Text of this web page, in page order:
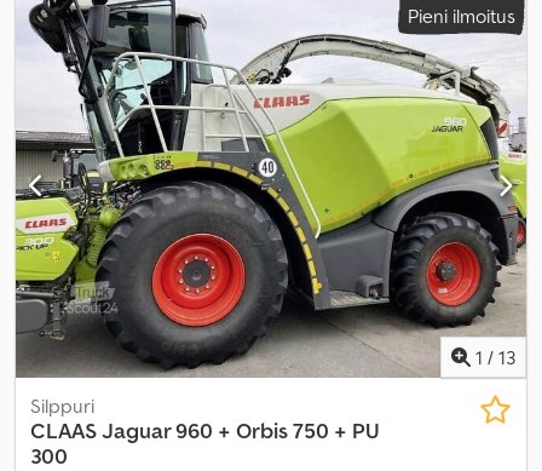
Pieni ilmoitus
1 / 13
Silppuri
CLAASJaguar 960 + Orbis 750 + PU
300